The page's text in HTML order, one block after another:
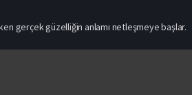
gerçek güzelliğin anlamı netleşmeye başlar.